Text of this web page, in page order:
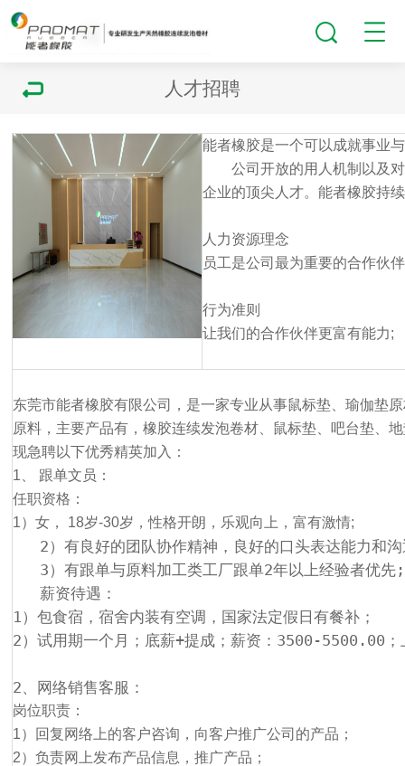
人才招聘
能者橡胶是一个可以成就事业
公司开放的用人机制以及对
企业的顶尖人才。能者橡胶持
人力资源理念
员工是公司最为重要的合作伙
行为准则
让我们的合作伙伴更富有能力;
东莞市能者橡胶有限公司，是一家专业从事鼠标垫、瑜伽垫
原料，主要产品有，橡胶连续发泡卷材、鼠标垫、吧台垫、
现急聘以下优秀精英加入：
1、 跟单文员：
任职资格：
1）女， 18岁-30岁，性格开朗，乐观向上，富有激情;
2）有良好的团队协作精神，良好的口头表达能力和
3）有跟单与原料加工类工厂跟单2年以上经验者优先;
薪资待遇：
1）包食宿，宿舍内装有空调，国家法定假日有餐补；
2）试用期一个月；底薪+提成；薪资：3500-5500.00；
2、网络销售客服：
岗位职责：
1）回复网络上的客户咨询，向客户推广公司的产品；
2）负责网上发布产品信息，推广产品；